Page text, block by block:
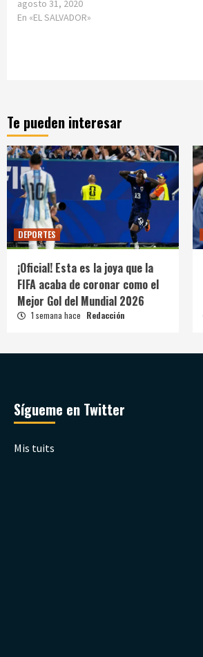
agosto 31, 2020
En «EL SALVADOR»
Te pueden interesar
DEPORTES
¡Oficial! Esta es la joya que la
FIFA acaba de coronar como el
Mejor Gol del Mundial 2026
1 semana hace Redacción
Sígueme en Twitter
Mis tuits